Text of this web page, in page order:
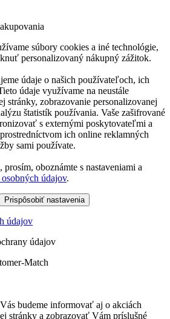
súbory cookies a iné technológie,
personalizovaný nákupný zážitok.
údaje o našich používateľoch, ich
údaje využívame na neustále
stránky, zobrazovanie personalizovanej
štatistík používania. Vaše zašifrované
s externými poskytovateľmi a
ich online reklamných
sami používate.
prosím, oboznámte s nastaveniami a
údajov.
Prispôsobiť nastavenia
údajov
údajov
Match
budeme informovať aj o akciách
stránky a zobrazovať Vám príslušné